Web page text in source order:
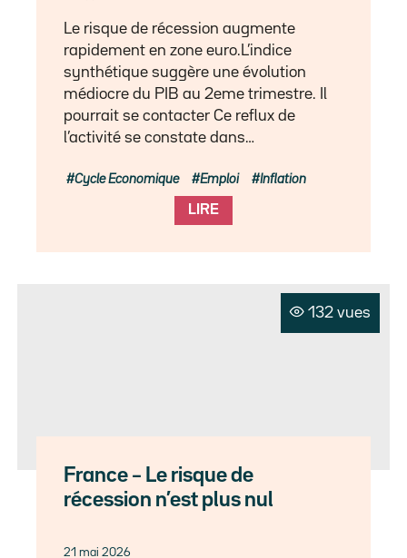
Le risque de récession augmente
rapidement en zone euro.L’indice
synthétique suggère une évolution
médiocre du PIB au 2eme trimestre. Il
pourrait se contacter Ce reflux de
l’activité se constate dans…
LIRE
Cycle Economique Emploi Inflation
132 vues
France – Le risque de
récession n’est plus nul
21 mai 2026